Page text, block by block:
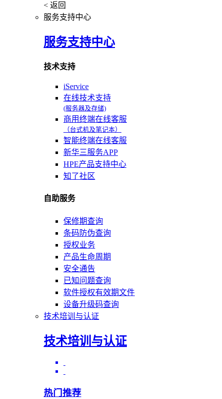
< 返回
服务支持中心
服务支持中心
技术支持
iService
在线技术支持
(服务器及存储)
商用终端在线客服
（台式机及笔记本）
智能终端在线客服
新华三服务APP
HPE产品支持中心
知了社区
自助服务
保修期查询
条码防伪查询
授权业务
产品生命周期
安全通告
已知问题查询
软件授权有效期文件
设备升级码查询
技术培训与认证
技术培训与认证
热门推荐